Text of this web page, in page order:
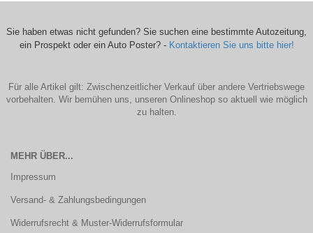
Sie haben etwas nicht gefunden? Sie suchen eine bestimmte Autozeitung,
ein Prospekt oder ein Auto Poster? - Kontaktieren Sie uns bitte hier!
Für alle Artikel gilt: Zwischenzeitlicher Verkauf über andere Vertriebswege
vorbehalten. Wir bemühen uns, unseren Onlineshop so aktuell wie möglich
zu halten.
MEHR ÜBER...
Impressum
Versand- & Zahlungsbedingungen
Widerrufsrecht & Muster-Widerrufsformular